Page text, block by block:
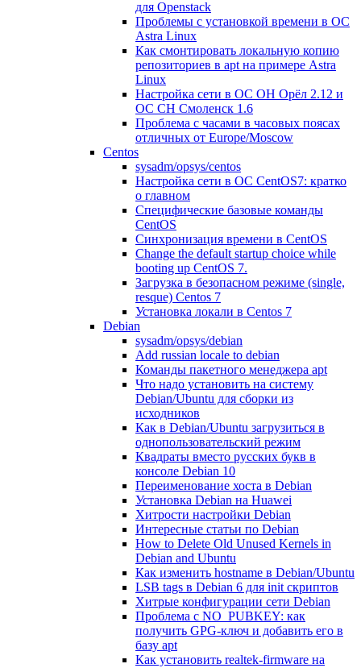
для Openstack
Проблемы с установкой времени в ОС
Astra Linux
Как смонтировать локальную копию
репозиториев в apt на примере Astra
Linux
Настройка сети в ОС ОН Орёл 2.12 и
ОС СН Смоленск 1.6
Проблема с часами в часовых поясах
отличных от Europe/Moscow
Centos
sysadm/opsys/centos
Настройка сети в ОС CentOS7: кратко
о главном
Специфические базовые команды
CentOS
Синхронизация времени в CentOS
Change the default startup choice while
booting up CentOS 7.
Загрузка в безопасном режиме (single,
resque) Centos 7
Установка локали в Centos 7
Debian
sysadm/opsys/debian
Add russian locale to debian
Команды пакетного менеджера apt
Что надо установить на систему
Debian/Ubuntu для сборки из
исходников
Как в Debian/Ubuntu загрузиться в
однопользовательский режим
Квадраты вместо русских букв в
консоле Debian 10
Переименование хоста в Debian
Установка Debian на Huawei
Хитрости настройки Debian
Интересные статьи по Debian
How to Delete Old Unused Kernels in
Debian and Ubuntu
Как изменить hostname в Debian/Ubuntu
LSB tags в Debian 6 для init скриптов
Хитрые конфигурации сети Debian
Проблема с NO_PUBKEY: как
получить GPG-ключ и добавить его в
базу apt
Как установить realtek-firmware на